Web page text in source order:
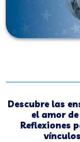
Descubre las
el amor
Reflexiones